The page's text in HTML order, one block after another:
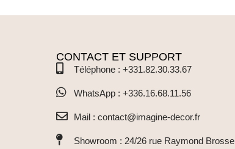
CONTACT ET SUPPORT
Téléphone : +331.82.30.33.67
WhatsApp : +336.16.68.11.56
Mail : contact@imagine-decor.fr
Showroom : 24/26 rue Raymond Brosse